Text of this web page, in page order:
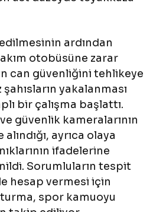
ardından
otobüsüne zarar
can güvenliğini tehlikeye
yakalanması
bir çalışma başlattı.
güvenlik kameralarının
ayrıca olaya
ifadelerine
Sorumluların tespit
hesap vermesi için
spor kamuoyu